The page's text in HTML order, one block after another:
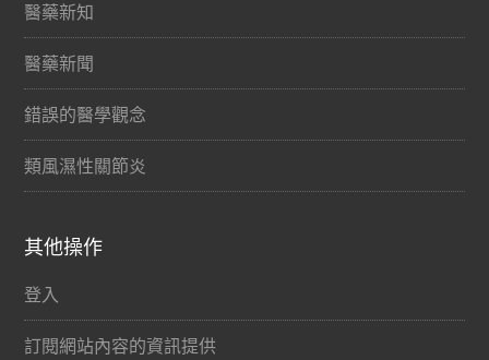
醫藥新知
醫藥新聞
錯誤的醫學觀念
類風濕性關節炎
其他操作
登入
訂閱網站內容的資訊提供